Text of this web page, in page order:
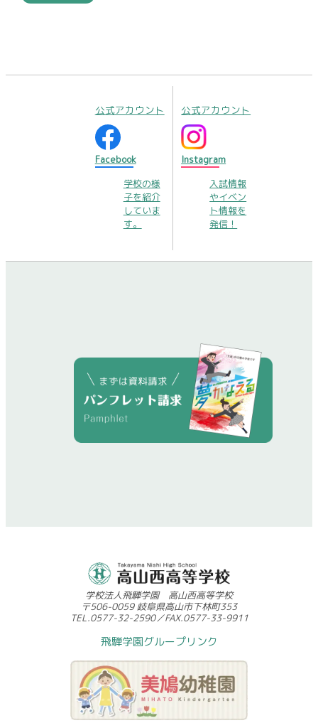
公式アカウント
Facebook
学校の様
子を紹介
していま
す。
公式アカウント
Instagram
入試情報
やイベン
ト情報を
発信！
学校法人飛騨学園 高山西高等学校
〒506-0059 岐阜県高山市下林町353
TEL.0577-32-2590／FAX.0577-33-9911
飛騨学園グループリンク